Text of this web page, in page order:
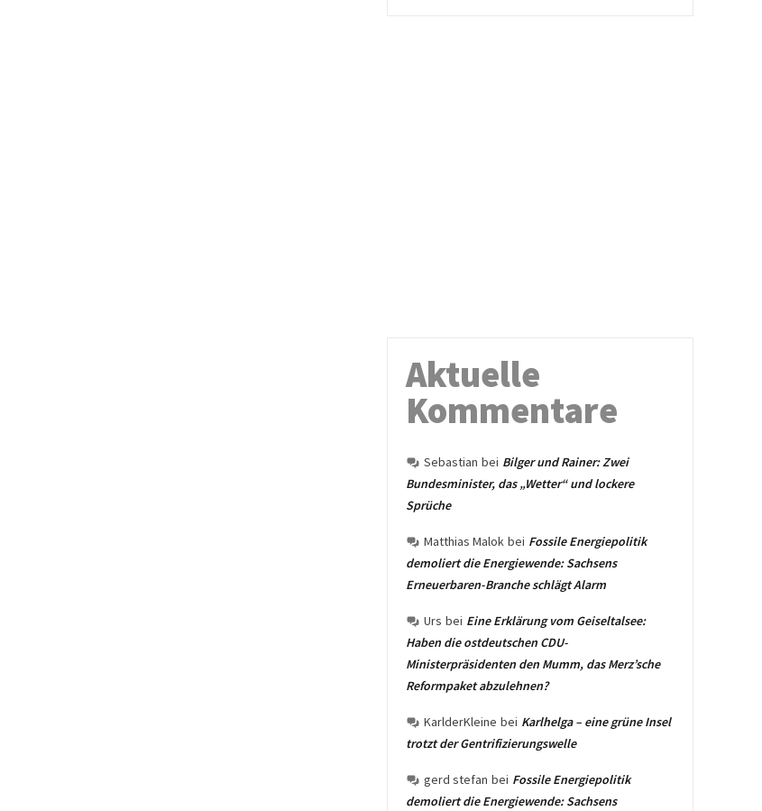
Aktuelle
Kommentare
Sebastian bei Bilger und Rainer: Zwei
Bundesminister, das „Wetter“ und lockere
Sprüche
Matthias Malok bei Fossile Energiepolitik
demoliert die Energiewende: Sachsens
Erneuerbaren-Branche schlägt Alarm
Urs bei Eine Erklärung vom Geiseltalsee:
Haben die ostdeutschen CDU-
Ministerpräsidenten den Mumm, das Merz’sche
Reformpaket abzulehnen?
KarlderKleine bei Karlhelga – eine grüne Insel
trotzt der Gentrifizierungswelle
gerd stefan bei Fossile Energiepolitik
demoliert die Energiewende: Sachsens